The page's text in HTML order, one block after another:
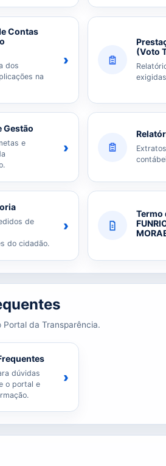
Contas
dos
na
›
(Voto
Gestão
e
›
de
do cidadão.
›
Termo
da Transparência.
dúvidas
o portal e
›